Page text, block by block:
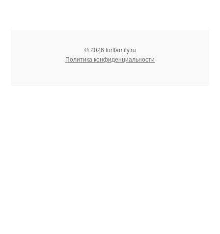
© 2026 tortfamily.ru
Политика конфиденциальности